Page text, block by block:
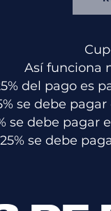
Así funciona
del pago es
se debe pagar
se debe pagar
se debe